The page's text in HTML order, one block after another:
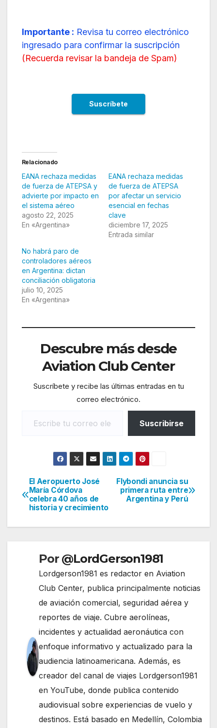
Importante : Revisa tu correo electrónico
ingresado para confirmar la suscripción
(Recuerda revisar la bandeja de Spam)
Relacionado
EANA rechaza medidas
de fuerza de ATEPSA y
advierte por impacto en
el sistema aéreo
agosto 22, 2025
En «Argentina»
EANA rechaza medidas
de fuerza de ATEPSA
por afectar un servicio
esencial en fechas
clave
diciembre 17, 2025
Entrada similar
No habrá paro de
controladores aéreos
en Argentina: dictan
conciliación obligatoria
julio 10, 2025
En «Argentina»
Descubre más desde
Aviation Club Center
Suscríbete y recibe las últimas entradas en tu
correo electrónico.
Suscribirse
Navegación
de
entradas
Flybondi anuncia su
primera ruta entre
Argentina y Perú
El Aeropuerto José
María Córdova
celebra 40 años de
historia y crecimiento
Por @LordGerson1981
Lordgerson1981 es redactor en Aviation
Club Center, publica principalmente noticias
de aviación comercial, seguridad aérea y
reportes de viaje. Cubre aerolíneas,
incidentes y actualidad aeronáutica con
enfoque informativo y actualizado para la
audiencia latinoamericana. Además, es
creador del canal de viajes Lordgerson1981
en YouTube, donde publica contenido
audiovisual sobre experiencias de vuelo y
destinos. Está basado en Medellín, Colombia